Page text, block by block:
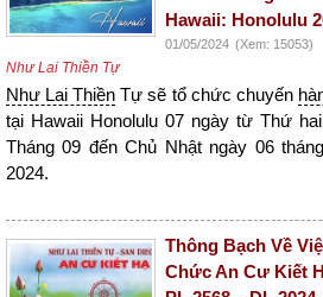
Hawaii: Honolulu
01/05/2024 (Xem: 15053)
Như Lai Thiền Tự
Như Lai Thiền Tự sẽ tổ chức chuyến
tại Hawaii Honolulu 07 ngày từ Thứ
Tháng 09 đến Chủ Nhật ngày 06
2024.
Thông Bạch Về
Chức An Cư Kiết